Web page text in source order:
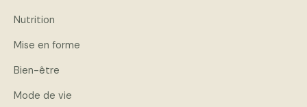
Nutrition
Mise en forme
Bien-être
Mode de vie